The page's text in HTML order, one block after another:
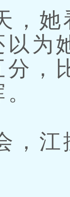
她
以为
分，
江